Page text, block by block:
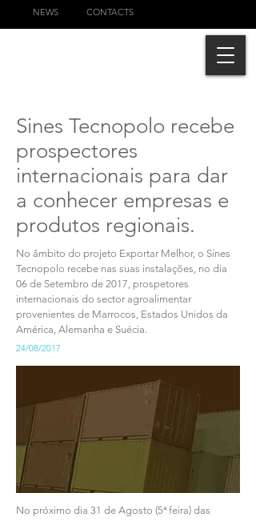
NEWS CONTACTS
Sines Tecnopolo recebe
prospectores
internacionais para dar
a conhecer empresas e
produtos regionais.
No âmbito do projeto Exportar Melhor, o Sines
Tecnopolo recebe nas suas instalações, no dia
06 de Setembro de 2017, prospetores
internacionais do sector agroalimentar
provenientes de Marrocos, Estados Unidos da
América, Alemanha e Suécia.
24/08/2017
No próximo dia 31 de Agosto (5ª feira) das